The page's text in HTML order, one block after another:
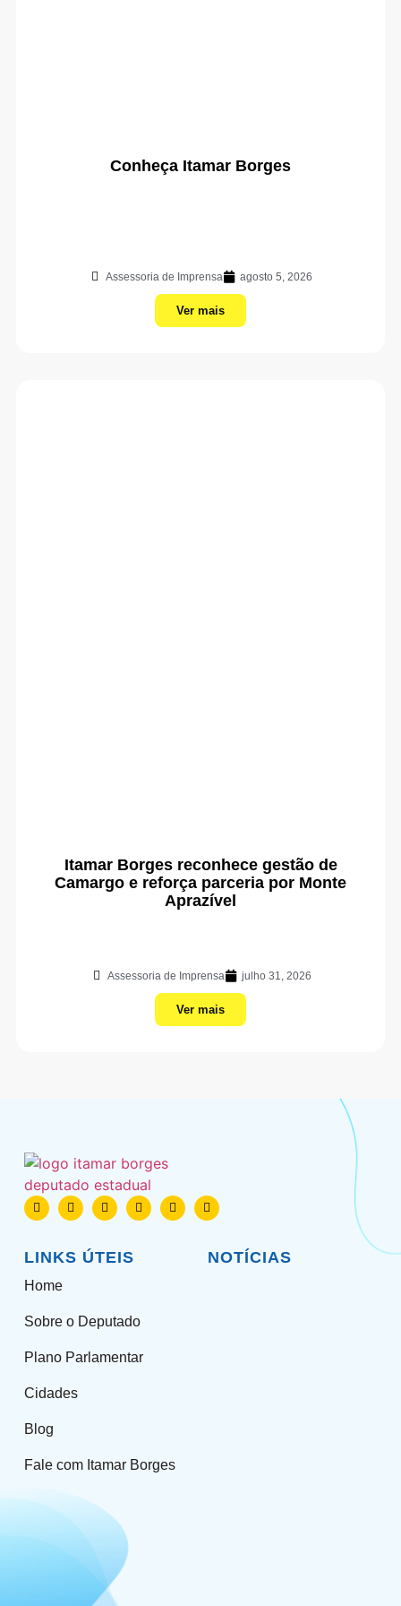
Conheça Itamar Borges
Assessoria de Imprensa agosto 5, 2026
Ver mais
Itamar Borges reconhece gestão de
Camargo e reforça parceria por Monte
Aprazível
Assessoria de Imprensa julho 31, 2026
Ver mais
LINKS ÚTEIS
Home
Sobre o Deputado
Plano Parlamentar
Cidades
Blog
Fale com Itamar Borges
NOTÍCIAS